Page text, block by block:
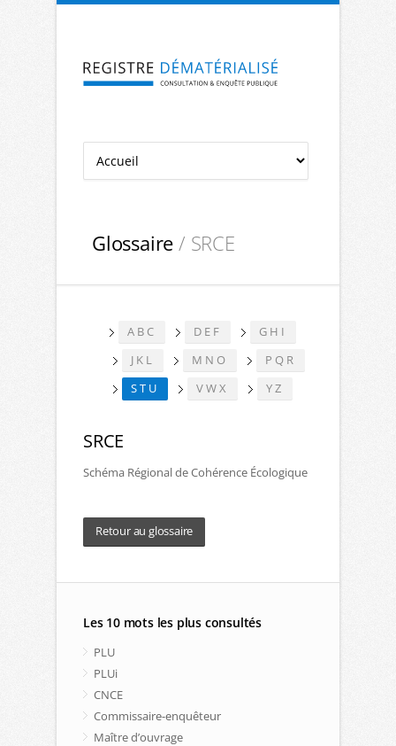
Aller à la navigation Aller au contenu
Glossaire / SRCE
ABC DEF
GHI
JKL
MNO
PQR
STU
VWX YZ
SRCE
Schéma Régional de Cohérence Écologique
Retour au glossaire
Les 10 mots les plus consultés
PLU
PLUi
CNCE
Commissaire-enquêteur
Maître d’ouvrage